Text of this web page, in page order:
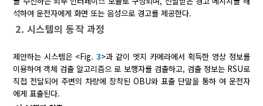
석하여 운전자에게 화면 또는 음성으로 경고를 제공한다.
2. 시스템의 동작 과정
제안하는 시스템은 <Fig.3>과 같이 엣지 카메라에서 획득한 영상 정보를
이용하여 객체 검출 알고리즘으 로 보행자를 검출하고, 검출 정보는 RSU로
직접 전달되어 주변의 차량에 장착된 OBU와 표출 단말을 통하 여 운전자
에게 표출된다.